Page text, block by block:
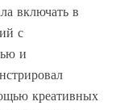
включать в
с
и
креативных